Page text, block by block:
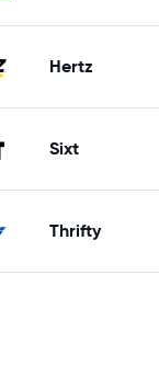
Hertz
Sixt
Thrifty